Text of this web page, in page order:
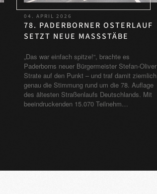
04. APRIL 2026
78. PADERBORNER OSTERLAUF
SETZT NEUE MASSSTÄBE
„Das war einfach spitze!“, brachte es
Paderborns neuer Bürgermeister Stefan-Oliver
Strate auf den Punkt – und traf damit ziemlich
genau die Stimmung rund um die 78. Auflage
des ältesten Straßenlaufs Deutschlands. Mit
beeindruckenden 15.070 Teilnehm…